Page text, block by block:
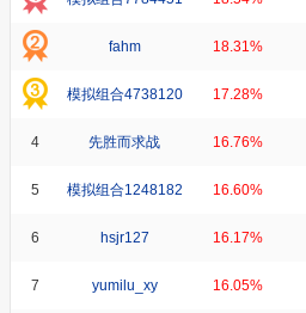
fahm 18.31%
模拟组合4738120 17.28%
4 先胜而求战 16.76%
5 模拟组合1248182 16.60%
6 hsjr127 16.17%
7 yumilu_xy 16.05%